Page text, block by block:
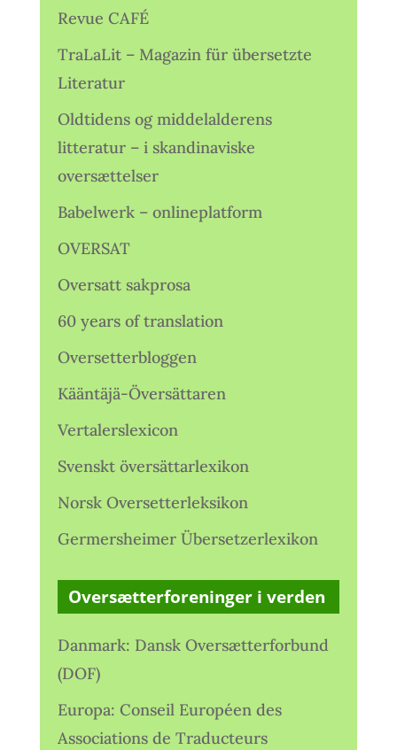
Revue CAFÉ
TraLaLit – Magazin für übersetzte
Literatur
Oldtidens og middelalderens
litteratur – i skandinaviske
oversættelser
Babelwerk – onlineplatform
OVERSAT
Oversatt sakprosa
60 years of translation
Oversetterbloggen
Kääntäjä-Översättaren
Vertalerslexicon
Svenskt översättarlexikon
Norsk Oversetterleksikon
Germersheimer Übersetzerlexikon
Oversætterforeninger i verden
Danmark: Dansk Oversætterforbund
(DOF)
Europa: Conseil Européen des
Associations de Traducteurs